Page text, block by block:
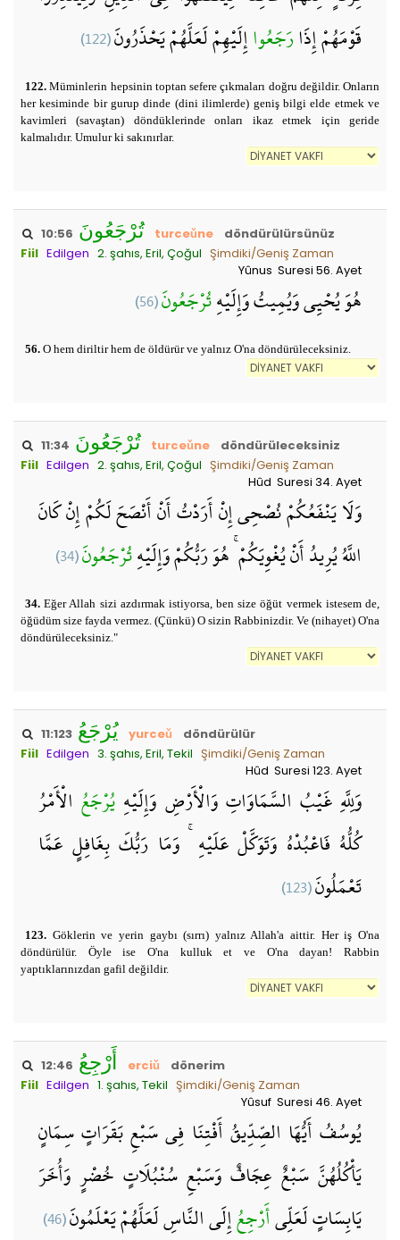
قَوْمَهُمْ إِذَارَجَعُواإِلَيْهِمْ لَعَلَّهُمْ يَحْذَرُونَ(122)
122.Müminlerin hepsinin toptan sefere çıkmaları doğru değildir. Onların
her kesiminde bir gurup dinde (dini ilimlerde) geniş bilgi elde etmek ve
kavimleri (savaştan) döndüklerinde onları ikaz etmek için geride
kalmalıdır. Umulur ki sakınırlar.
10:56 تُرْجَعُونَ turceǔne
döndürülürsünüz
Fiil Edilgen 2. şahıs, Eril, Çoğul Şimdiki/Geniş Zaman
Yûnus Suresi 56. Ayet
هُوَ يُحْيِي وَيُمِيتُ وَإِلَيْهِتُرْجَعُونَ(56)
56. O hem diriltir hem de öldürür ve yalnız O'na döndürüleceksiniz.
11:34 تُرْجَعُونَ turceǔne
döndürüleceksiniz
Fiil Edilgen 2. şahıs, Eril, Çoğul Şimdiki/Geniş Zaman
Hûd Suresi 34. Ayet
وَلَا يَنْفَعُكُمْ نُصْحِي إِنْ أَرَدْتُ أَنْ أَنْصَحَ لَكُمْ إِنْ كَانَ
اللَّهُ يُرِيدُ أَنْ يُغْوِيَكُمْ ۚ هُوَ رَبُّكُمْ وَإِلَيْهِتُرْجَعُونَ(34)
34.Eğer Allah sizi azdırmak istiyorsa, ben size öğüt vermek istesem de,
öğüdüm size fayda vermez. (Çünkü) O sizin Rabbinizdir. Ve (nihayet) O'na
döndürüleceksiniz."
11:123 يُرْجَعُ yurceǔ
döndürülür
Fiil Edilgen 3. şahıs, Eril, Tekil Şimdiki/Geniş Zaman
Hûd Suresi 123. Ayet
وَلِلَّهِ غَيْبُ السَّمَاوَاتِ وَالْأَرْضِ وَإِلَيْهِ يُرْجَعُالْأَمْرُ
كُلُّهُ فَاعْبُدْهُ وَتَوَكَّلْ عَلَيْهِ ۚ وَمَا رَبُّكَ بِغَافِلٍ عَمَّا
تَعْمَلُونَ(123)
123. Göklerin ve yerin gaybı (sırrı) yalnız Allah'a aittir. Her iş O'na
döndürülür. Öyle ise O'na kulluk et ve O'na dayan! Rabbin
yaptıklarınızdan gafil değildir.
12:46 أَرْجِعُ erciǔ
dönerim
Fiil Edilgen 1. şahıs, Tekil Şimdiki/Geniş Zaman
Yûsuf Suresi 46. Ayet
يُوسُفُ أَيُّهَا الصِّدِّيقُ أَفْتِنَا فِي سَبْعِ بَقَرَاتٍ سِمَانٍ
يَأْكُلُهُنَّ سَبْعٌ عِجَافٌ وَسَبْعِ سُنْبُلَاتٍ خُضْرٍ وَأُخَرَ
يَابِسَاتٍ لَعَلِّيأَرْجِعُإِلَى النَّاسِ لَعَلَّهُمْ يَعْلَمُونَ(46)